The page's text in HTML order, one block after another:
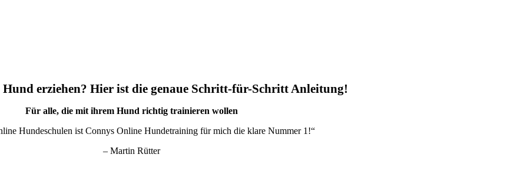
erziehen? Hier ist die genaue Schritt-für-Schritt Anleitung!
Für alle, die mit ihrem Hund richtig trainieren wollen
Hundeschulen ist Connys Online Hundetraining für mich die klare Nummer 1!“
– Martin Rütter